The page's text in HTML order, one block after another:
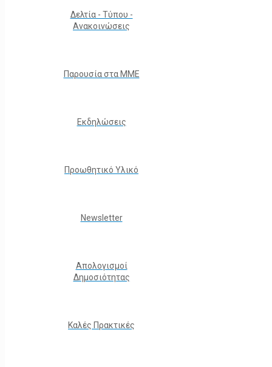
Δελτία - Τύπου -
Ανακοινώσεις
Παρουσία στα ΜΜΕ
Εκδηλώσεις
Προωθητικό Υλικό
Νewsletter
Απολογισμοί
Δημοσιότητας
Καλές Πρακτικές